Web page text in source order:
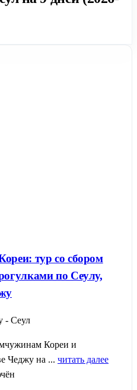
тур со сбором
по Сеулу,
- Сеул
Кореи и
Чеджу на ... читать далее